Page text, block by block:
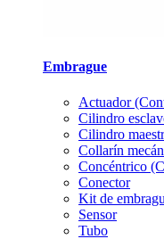
Embrague
Actuador
Cilindro
Cilindro
Collarín
Concéntrico
Conector
Kit de
Sensor
Tubo